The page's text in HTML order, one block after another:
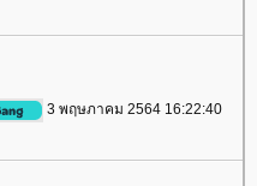
3 พฤษภาคม 2564 16:22:40